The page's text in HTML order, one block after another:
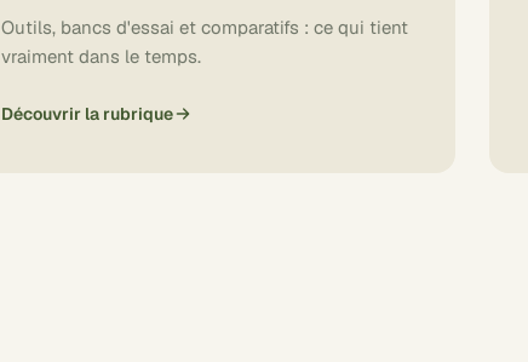
Outils, bancs d'essai et comparatifs : ce qui tient
vraiment dans le temps.
Découvrir la rubrique